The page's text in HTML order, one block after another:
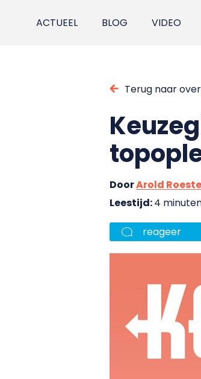
ACTUEEL BLOG VIDEO
Terug naar
DoorArold
Leestijd:4
reageer